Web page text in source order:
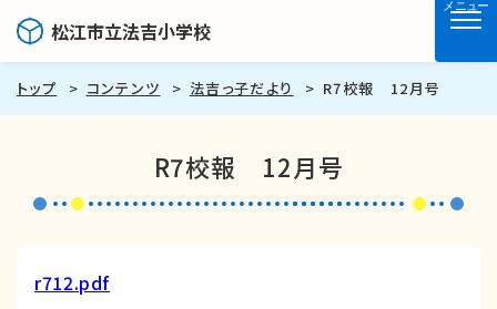
松江市立法吉小学校
メニュー
トップ コンテンツ 法吉っ子だより R7校報 12月号
R7校報 12月号
r712.pdf